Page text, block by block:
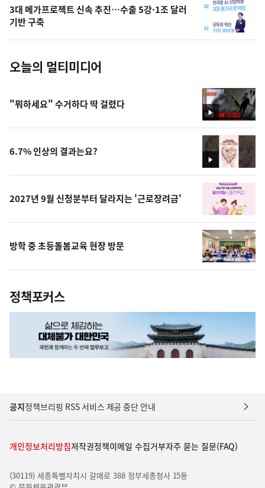
사
진
3대 메가프로젝트 신속 추진…수출 5강·1조 달러
기반 구축
오늘의 멀티미디어
영
상
"뭐하세요" 수거하다 딱 걸렸다
영
상
6.7% 인상의 결과는요?
2027년 9월 신청분부터 달라지는 '근로장려금'
방학 중 초등돌봄교육 현장 방문
정책포커스
공지정책브리핑 RSS 서비스 제공 중단 안내
개인정보처리방침저작권정책이메일 수집거부자주 묻는 질문(FAQ)
(30119) 세종특별자치시 갈매로 388 정부세종청사 15동